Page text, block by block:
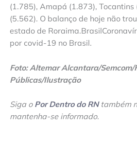
(1.785), Amapá (1.873),
(5.562). O balanço de hoje não
estado de
por covid-19 no Brasil.
Foto: Altemar Alcantara/Semcom/
Públicas/Ilustração
Siga o Por Dentro do RNtambém
mantenha-se informado.